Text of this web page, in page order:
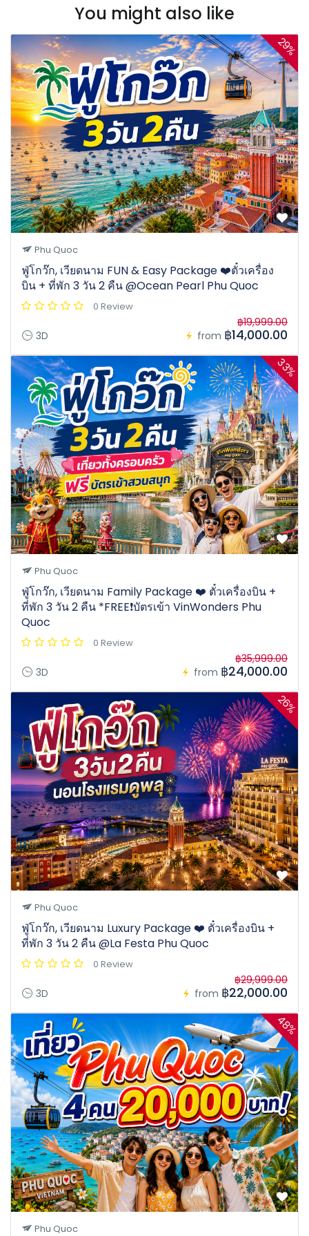
You might also like
29%
Phu Quoc
ฟู่โกว๊ก, เวียดนาม FUN & Easy Package ❤️ตั๋วเครื่อง
บิน + ที่พัก 3 วัน 2 คืน @Ocean Pearl Phu Quoc
0 Review
3D from
฿19,999.00
฿14,000.00
33%
Phu Quoc
ฟู่โกว๊ก, เวียดนาม Family Package ❤️ ตั๋วเครื่องบิน +
ที่พัก 3 วัน 2 คืน *FREE❗️บัตรเข้า VinWonders Phu
Quoc
0 Review
3D from
฿35,999.00
฿24,000.00
26%
Phu Quoc
ฟู่โกว๊ก, เวียดนาม Luxury Package ❤️ ตั๋วเครื่องบิน +
ที่พัก 3 วัน 2 คืน @La Festa Phu Quoc
0 Review
3D from
฿29,999.00
฿22,000.00
48%
Phu Quoc